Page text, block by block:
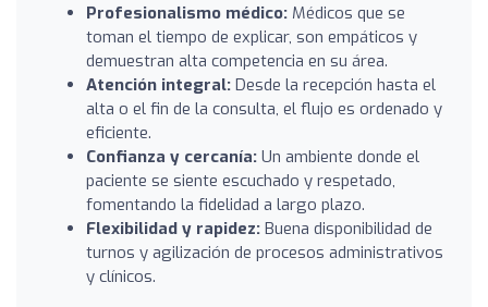
Profesionalismo médico: Médicos que se
toman el tiempo de explicar, son empáticos y
demuestran alta competencia en su área.
Atención integral: Desde la recepción hasta el
alta o el fin de la consulta, el flujo es ordenado y
eficiente.
Confianza y cercanía: Un ambiente donde el
paciente se siente escuchado y respetado,
fomentando la fidelidad a largo plazo.
Flexibilidad y rapidez: Buena disponibilidad de
turnos y agilización de procesos administrativos
y clínicos.